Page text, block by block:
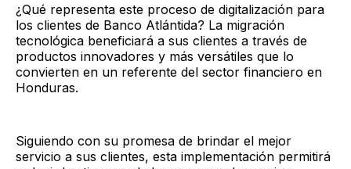
¿Qué representa este proceso de digitalización para
los clientes de Banco Atlántida? La migración
tecnológica beneficiará a sus clientes a través de
productos innovadores y más versátiles que lo
convierten en un referente del sector financiero en
Honduras.
Siguiendo con su promesa de brindar el mejor
servicio a sus clientes, esta implementación permitirá